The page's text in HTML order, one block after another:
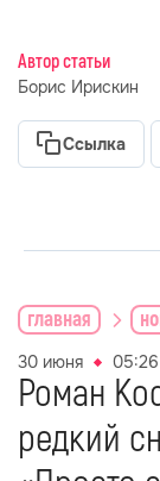
Автор статьи
Борис Ирискин
Ссылка
главная
30 июня 05:26
Роман
редкий